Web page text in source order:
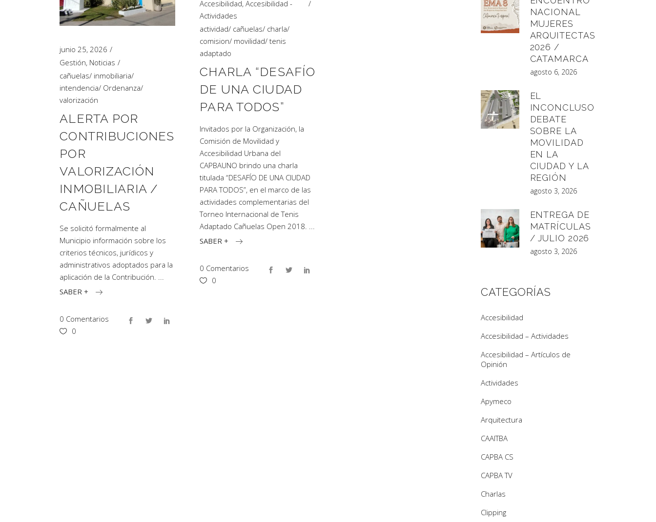
Artículos de Opinión
Actividades
junio 25, 2026
Gestión, Noticias
cañuelas/ inmobiliaria/
intendencia/ Ordenanza/
valorización
ALERTA POR
CONTRIBUCIONES
POR
VALORIZACIÓN
INMOBILIARIA /
CAÑUELAS
Se solicitó formalmente al
Municipio información sobre los
criterios técnicos, jurídicos y
administrativos adoptados para la
aplicación de la Contribución.
SABER +
0 Comentarios
0
Accesibilidad, Accesibilidad -
Actividades
actividad/ cañuelas/ charla/
comision/ movilidad/ tenis
adaptado
CHARLA “DESAFÍO
DE UNA CIUDAD
PARA TODOS”
Invitados por la Organización, la
Comisión de Movilidad y
Accesibilidad Urbana del
CAPBAUNO brindo una charla
titulada “DESAFÍO DE UNA CIUDAD
PARA TODOS”, en el marco de las
actividades complementarias del
Torneo Internacional de Tenis
Adaptado Cañuelas Open 2018.
SABER +
0 Comentarios
0
NACIONAL
MUJERES
ARQUITECTAS
2026 /
CATAMARCA
agosto 6, 2026
EL
INCONCLUSO
DEBATE
SOBRE LA
MOVILIDAD
EN LA
CIUDAD Y LA
REGIÓN
agosto 3, 2026
ENTREGA DE
MATRÍCULAS
/ JULIO 2026
agosto 3, 2026
CATEGORÍAS
Accesibilidad
Accesibilidad – Actividades
Accesibilidad – Artículos de
Opinión
Actividades
Apymeco
Arquitectura
CAAITBA
CAPBA CS
CAPBA TV
Charlas
Clipping